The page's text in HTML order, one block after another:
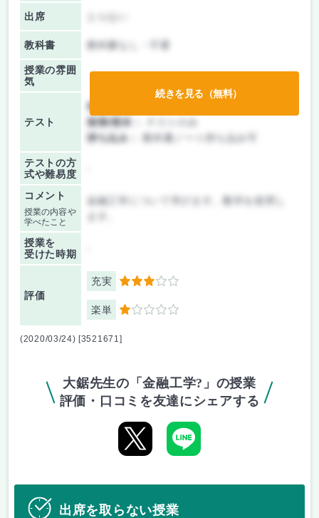
出席
教科書 教科書なし・不要
授業の雰囲
気
テスト
前期/中間：
後期/期末：
持ち込み：
教科書ノート持ち込み可
テストの方
式や難易度
コメント
授業の内容や
学べたこと
金融工学について学びます。数学を使用し
授業を
受けた時期
評価
充実 3
楽単 1
続きを見る（無料）
(2020/03/24) [3521671]
大鋸先生の「金融工学?」の授業
評価・口コミを友達にシェアする
出席を取らない授業